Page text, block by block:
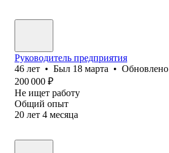
Руководитель предприятия
46 лет • Был 18 марта • Обновлено
200 000 ₽
Не ищет работу
Общий опыт
20 лет 4 месяца